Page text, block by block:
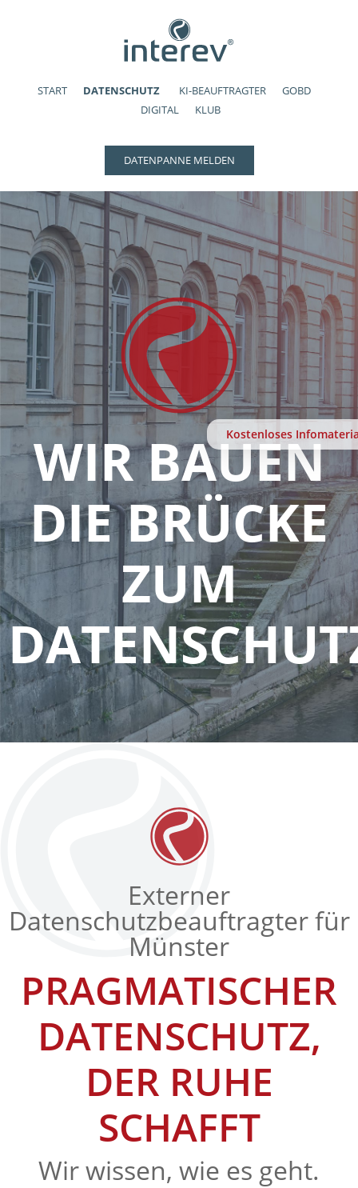
START DATENSCHUTZ KI-BEAUFTRAGTER
GOBD
DIGITAL
KLUB
DATENPANNE MELDEN
WIR BAUEN
DIE BRÜCKE
ZUM
Externer
Datenschutzbeauftragter für
Münster
PRAGMATISCHER
DATENSCHUTZ,
DER RUHE
SCHAFFT
Wir wissen, wie es geht.
Kostenloses